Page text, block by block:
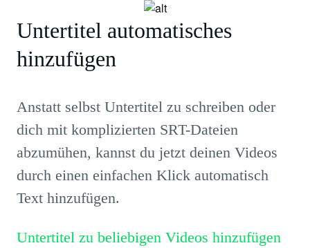
Untertitel automatisches
hinzufügen
Anstatt selbst Untertitel zu schreiben oder
dich mit komplizierten SRT-Dateien
abzumühen, kannst du jetzt deinen Videos
durch einen einfachen Klick automatisch
Text hinzufügen.
Untertitel zu beliebigen Videos hinzufügen